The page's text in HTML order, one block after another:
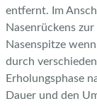
entfernt. Im
Nasenrückens
Nasenspitze
durch
Erholungsphase
Dauer und den